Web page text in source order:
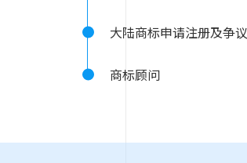
大陆商标申请注册及争
商标顾问